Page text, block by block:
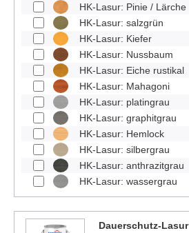
HK-Lasur: Pinie / Lärche
HK-Lasur: salzgrün
HK-Lasur: Kiefer
HK-Lasur: Nussbaum
HK-Lasur: Eiche rustikal
HK-Lasur: Mahagoni
HK-Lasur: platingrau
HK-Lasur: graphitgrau
HK-Lasur: Hemlock
HK-Lasur: silbergrau
HK-Lasur: anthrazitgrau
HK-Lasur: wassergrau
Dauerschutz-Lasur